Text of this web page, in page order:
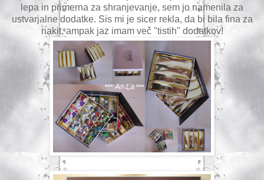
lepa in primerna za shranjevanje, sem jo namenila za
ustvarjalne dodatke. Sis mi je sicer rekla, da bi bila fina za
nakit, ampak jaz imam več "tistih" dodatkov!